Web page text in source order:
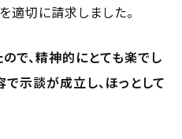
適切に請求しました。
で、精神的にとても楽でし
示談が成立し、ほっとして